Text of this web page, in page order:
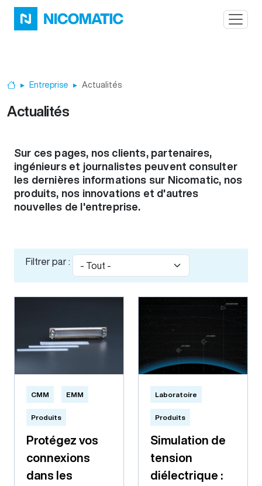
Aller au contenu principal
Accueil
Entreprise Actualités
Actualités
Sur ces pages, nos clients, partenaires,
ingénieurs et journalistes peuvent consulter
les dernières informations sur Nicomatic, nos
produits, nos innovations et d'autres
nouvelles de l'entreprise.
Filtrer par :
CMM EMM
Produits
Protégez vos
connexions
dans les
Laboratoire
Produits
Simulation de
tension
diélectrique :